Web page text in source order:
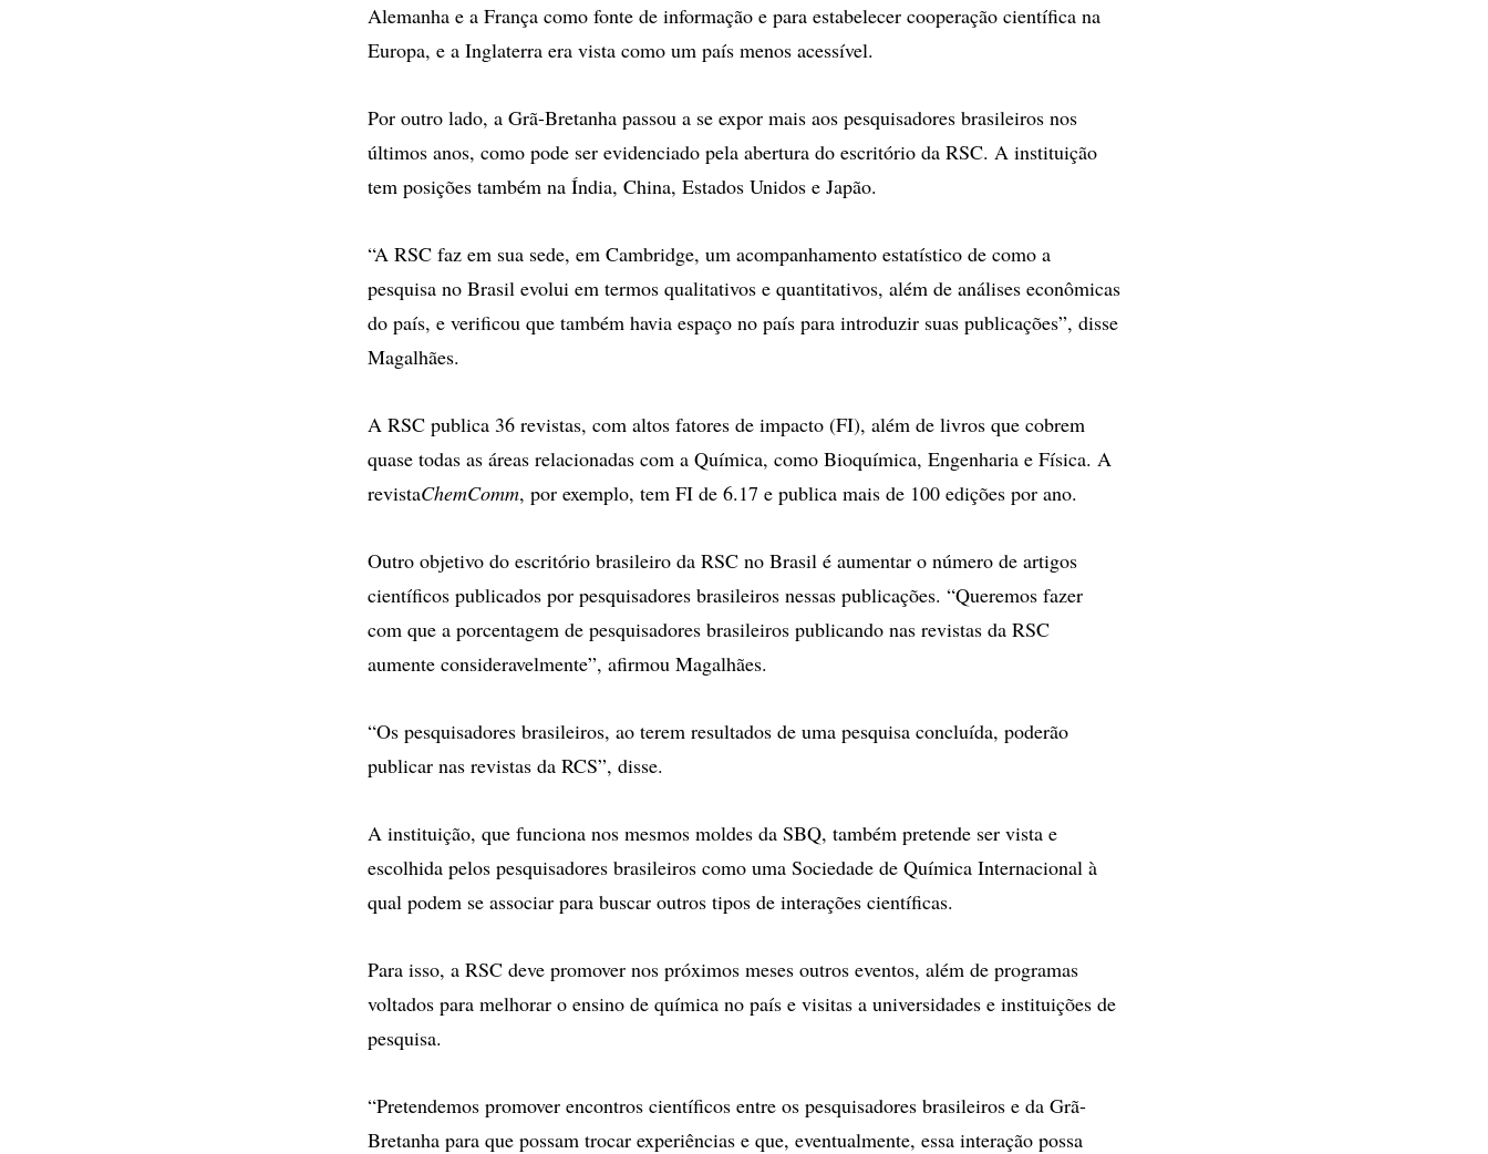
Alemanha e a França como fonte de informação e para estabelecer cooperação científica na
Europa, e a Inglaterra era vista como um país menos acessível.
Por outro lado, a Grã-Bretanha passou a se expor mais aos pesquisadores brasileiros nos
últimos anos, como pode ser evidenciado pela abertura do escritório da RSC. A instituição
tem posições também na Índia, China, Estados Unidos e Japão.
“A RSC faz em sua sede, em Cambridge, um acompanhamento estatístico de como a
pesquisa no Brasil evolui em termos qualitativos e quantitativos, além de análises econômicas
do país, e verificou que também havia espaço no país para introduzir suas publicações”, disse
Magalhães.
A RSC publica 36 revistas, com altos fatores de impacto (FI), além de livros que cobrem
quase todas as áreas relacionadas com a Química, como Bioquímica, Engenharia e Física. A
revistaChemComm, por exemplo, tem FI de 6.17 e publica mais de 100 edições por ano.
Outro objetivo do escritório brasileiro da RSC no Brasil é aumentar o número de artigos
científicos publicados por pesquisadores brasileiros nessas publicações. “Queremos fazer
com que a porcentagem de pesquisadores brasileiros publicando nas revistas da RSC
aumente consideravelmente”, afirmou Magalhães.
“Os pesquisadores brasileiros, ao terem resultados de uma pesquisa concluída, poderão
publicar nas revistas da RCS”, disse.
A instituição, que funciona nos mesmos moldes da SBQ, também pretende ser vista e
escolhida pelos pesquisadores brasileiros como uma Sociedade de Química Internacional à
qual podem se associar para buscar outros tipos de interações científicas.
Para isso, a RSC deve promover nos próximos meses outros eventos, além de programas
voltados para melhorar o ensino de química no país e visitas a universidades e instituições de
pesquisa.
“Pretendemos promover encontros científicos entre os pesquisadores brasileiros e da Grã-
Bretanha para que possam trocar experiências e que, eventualmente, essa interação possa